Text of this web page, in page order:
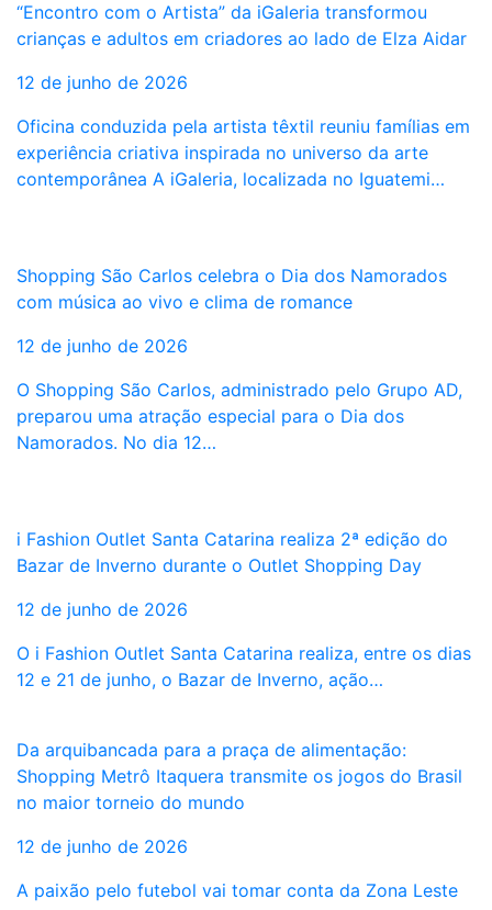
“Encontro com o Artista” da iGaleria transformou
crianças e adultos em criadores ao lado de Elza Aidar
12 de junho de 2026
Oficina conduzida pela artista têxtil reuniu famílias em
experiência criativa inspirada no universo da arte
contemporânea A iGaleria, localizada no Iguatemi…
Shopping São Carlos celebra o Dia dos Namorados
com música ao vivo e clima de romance
12 de junho de 2026
O Shopping São Carlos, administrado pelo Grupo AD,
preparou uma atração especial para o Dia dos
Namorados. No dia 12…
i Fashion Outlet Santa Catarina realiza 2ª edição do
Bazar de Inverno durante o Outlet Shopping Day
12 de junho de 2026
O i Fashion Outlet Santa Catarina realiza, entre os dias
12 e 21 de junho, o Bazar de Inverno, ação…
Da arquibancada para a praça de alimentação:
Shopping Metrô Itaquera transmite os jogos do Brasil
no maior torneio do mundo
12 de junho de 2026
A paixão pelo futebol vai tomar conta da Zona Leste